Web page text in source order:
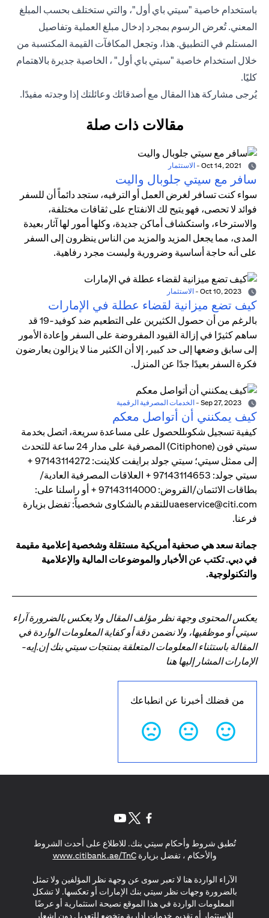
باستخدام خاصية "سيتي باي أول"، والتي ستختلف بحسب المبلغ
المعني. تُعرض الرسوم بمجرد إدخال مبلغ العملية وتفاصيل
المستلم في التطبيق. هذا، وتجعل المكافآت القيمة المكتسبة من
خلال استخدام خاصية "سيتي باي أول" ، الخاصية جديرة بالاهتمام
كليًا.
يُرجى مشاركة هذا المقال مع أصدقائك وعائلتك إذا وجدته مفيدًا.
مقالات ذات صلة
- الاستثمار
سافر مع سيتي جلوبال واليت
سواء كنت تسافر لغرض العمل أو الترفيه، ستجد دائماً أن للسفر
فوائد لا تحصى، فهو يتيح لك الانفتاح على ثقافات مختلفة،
والاسترخاء، واستكشاف أماكن جديدة، وكلها أمور لها آثار بعيدة
المدى، مما يجعل المزيد والمزيد من الناس ينظرون إلى السفر
على أنه حاجة أساسية وضرورية وليست مجرد رفاهية.
- الاستثمار
كيف تضع ميزانية لقضاء عطلة في الإمارات
بالرغم من أن حصول الكثيرين على التطعيم ضد كوفيد-19 قد
ساهم كثيرًا في إزالة القيود المفروضة على السفر وإعادة الأمور
إلى سابق وضعها إلى حد كبير، إلا أن الكثير منا لا يزالون يعارضون
فكرة السفر بعيدًا جدًا عن المنزل.
- الخدمات المصرفية الرقمية
كيف يمكنني أن أتواصل معكم
كيفية تسجيل شكوىللحصول على مساعدة سريعة، اتصل بخدمة
سيتي فون (Citiphone) المصرفية على مدار 24 ساعة للتحدث
إلى ممثل سيتي؛ سيتي جولد برايفت كلاينت: 97143114272 +
سيتي جولد: 97143114653 + العلاقات المصرفية العادية/
بطاقات الائتمان/القروض: 97143114000 + أو راسلنا على:
uaeservice@citi.comللتقدم بالشكاوى شخصياً: تفضل بزيارة
فرعنا.
جمانة سعد هي صحفية أمريكية مستقلة وشخصية إعلامية مقيمة
في دبي. تكتب عن الأخبار والموضوعات المالية والإعلامية
والتكنولوجية.
يعكس المحتوى وجهة نظر مؤلف المقال ولا يعكس بالضرورة آراء
سيتي أو موظفيها، ولا نضمن دقة أو كفاية المعلومات الواردة في
المقالة باستثناء المعلومات المتعلقة بمنتجات سيتي بنك إن.إيه-
الإمارات المشار إليها هنا
من فضلك أخبرنا عن انطباعك
تُطبق شروط وأحكام سيتي بنك. للاطلاع على أحدث الشروط
والأحكام ، تفضل بزيارةwww.citibank.ae/TnC
in a new tab
الآراء الواردة هنا لا تعبر سوى عن وجهة نظر المؤلفين ولا تمثل
بالضرورة وجهات نظر سيتي بنك الإمارات أو تعكسها. لا تشكل
المعلومات الواردة في هذا الموقع نصيحة استثمارية أو عرضًا
للاستثمار أو تقديم خدمات إدارية وتخضع للتعديل دون إشعار